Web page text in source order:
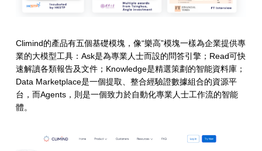
Climind的產品有五個基礎模塊，像“樂高”模塊一樣為企業提供專
業的大模型工具：Ask是為專業人士而設的問答引擎；Read可快
速解讀各類報告及文件；Knowledge是精選策劃的智能資料庫；
Data Marketplace是一個提取、整合經驗證數據組合的資源平
台，而Agents，則是一個致力於自動化專業人士工作流的智能
體。